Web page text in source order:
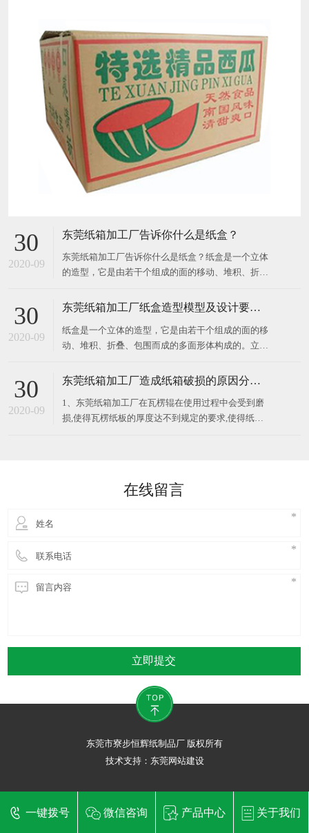
30
2020-09
东莞纸箱加工厂告诉你什么是纸盒？
东莞纸箱加工厂告诉你什么是纸盒？纸盒是一个立体
的造型，它是由若干个组成的面的移动、堆积、折
空间中起分割空间的作用，对不同部位的面加以切
纸盒展示面的构成关系要注意展示面、侧面、顶部
30
2020-09
东莞纸箱加工厂纸盒造型模型及设计要求？
纸盒是一个立体的造型，它是由若干个组成的面的移
动、堆积、折叠、包围而成的多面形体构成的。立体
的面加以切割、旋转、折叠，所得到的面就有不同的
面、顶部与底部的衔接关系，以及包装
30
2020-09
东莞纸箱加工厂造成纸箱破损的原因分析？
1、东莞纸箱加工厂在瓦楞辊在使用过程中会受到磨
损,使得瓦楞纸板的厚度达不到规定的要求,使得纸箱
在线留言
立即提交
东莞市寮步恒辉纸制品厂 版权所有
技术支持： 东莞网站建设
一键拨号 微信咨询 产品中心 关于我们